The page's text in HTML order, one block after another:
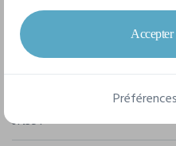
Marque
James & Nicholson
JN391
Accepter